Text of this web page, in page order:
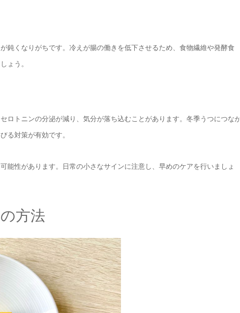
鈍くなりがちです。冷えが腸の働きを低下させるため、食物繊維や発酵食
ょう。
ロトニンの分泌が減り、気分が落ち込むことがあります。冬季うつにつな
る対策が有効です。
能性があります。日常の小さなサインに注意し、早めのケアを行いましょ
方法